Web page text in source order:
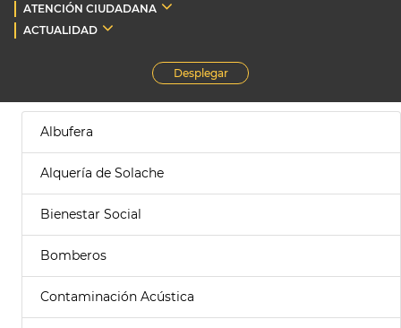
ATENCIÓN CIUDADANA
ACTUALIDAD
Desplegar
Albufera
Alquería de Solache
Bienestar Social
Bomberos
Contaminación Acústica